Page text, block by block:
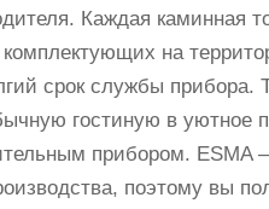
Каждая каминная
на
срок службы прибора.
гостиную в уютное
прибором. ESMA
поэтому вы